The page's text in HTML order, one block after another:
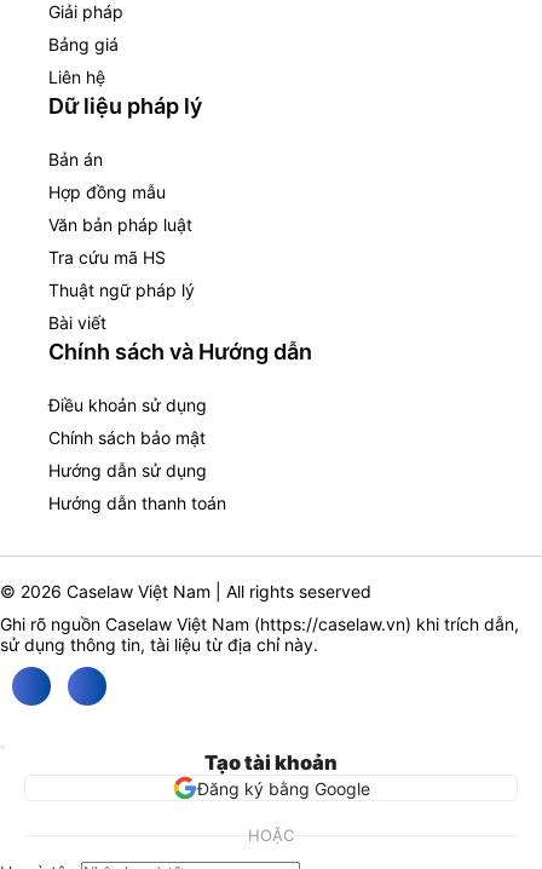
Giải pháp
Bảng giá
Liên hệ
Dữ liệu pháp lý
Bản án
Hợp đồng mẫu
Văn bản pháp luật
Tra cứu mã HS
Thuật ngữ pháp lý
Bài viết
Chính sách và Hướng dẫn
Điều khoản sử dụng
Chính sách bảo mật
Hướng dẫn sử dụng
Hướng dẫn thanh toán
© 2026 Caselaw Việt Nam | All rights seserved
Ghi rõ nguồn Caselaw Việt Nam (https://caselaw.vn) khi trích dẫn,
sử dụng thông tin, tài liệu từ địa chỉ này.
Tạo tài khoản
Đăng ký bằng Google
HOẶC